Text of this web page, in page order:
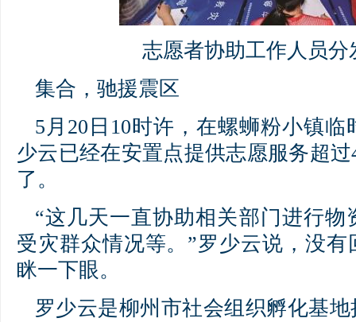
志愿者协助工作人员分
集合，驰援震区
5月20日10时许，在螺蛳粉小镇
少云已经在安置点提供志愿服务超
了。
“这几天一直协助相关部门进行物
受灾群众情况等。”罗少云说，没
眯一下眼。
罗少云是柳州市社会组织孵化基